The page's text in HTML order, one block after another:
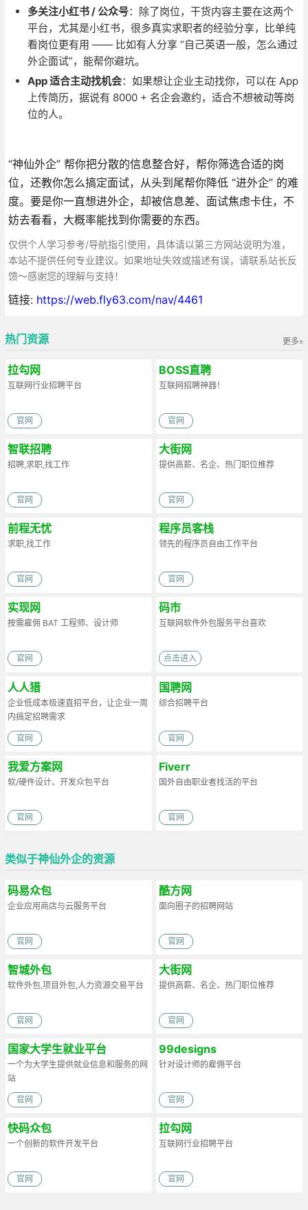
多关注小红书 / 公众号：除了岗位，干货内容主要在这两个
平台，尤其是小红书，很多真实求职者的经验分享，比单纯
看岗位更有用 —— 比如有人分享 “自己英语一般，怎么通过
外企面试”，能帮你避坑。
App 适合主动找机会：如果想让企业主动找你，可以在 App
上传简历，据说有 8000 + 名企会邀约，适合不想被动等岗
位的人。
“神仙外企” 帮你把分散的信息整合好，帮你筛选合适的岗
位，还教你怎么搞定面试，从头到尾帮你降低 “进外企” 的难
度。要是你一直想进外企，却被信息差、面试焦虑卡住，不
妨去看看，大概率能找到你需要的东西。
仅供个人学习参考/导航指引使用，具体请以第三方网站说明为准，
本站不提供任何专业建议。如果地址失效或描述有误，请联系站长反
馈～感谢您的理解与支持！
链接: https://web.fly63.com/nav/4461
更多»
热门资源
拉勾网
互联网行业招聘平台
官网
BOSS直聘
互联网招聘神器！
官网
智联招聘
招聘,求职,找工作
官网
大街网
提供高薪、名企、热门职位推荐
官网
前程无忧
求职,找工作
官网
程序员客栈
领先的程序员自由工作平台
官网
实现网
按需雇佣 BAT 工程师、设计师
官网
码市
互联网软件外包服务平台喜欢
点击进入
人人猎
企业低成本极速直招平台，让企业一周
内搞定招聘需求
官网
国聘网
综合招聘平台
官网
我爱方案网
软/硬件设计、开发众包平台
官网
Fiverr
国外自由职业者找活的平台
官网
类似于神仙外企的资源
码易众包
企业应用商店与云服务平台
官网
酷方网
面向圈子的招聘网站
官网
智城外包
软件外包,项目外包,人力资源交易平台
官网
大街网
提供高薪、名企、热门职位推荐
官网
国家大学生就业平台
一个为大学生提供就业信息和服务的网
站
官网
99designs
针对设计师的雇佣平台
官网
快码众包
一个创新的软件开发平台
官网
拉勾网
互联网行业招聘平台
官网